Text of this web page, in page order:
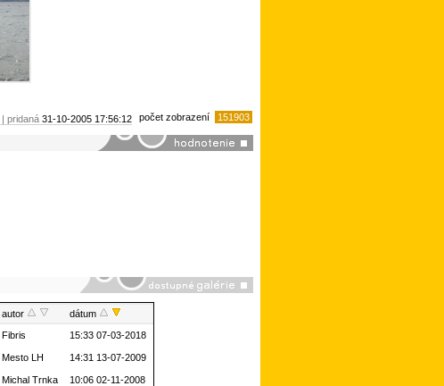
| pridaná 31-10-2005 17:56:12 počet zobrazení 151903
autor dátum
Fibris 15:33 07-03-2018
Mesto LH 14:31 13-07-2009
Michal Trnka 10:06 02-11-2008